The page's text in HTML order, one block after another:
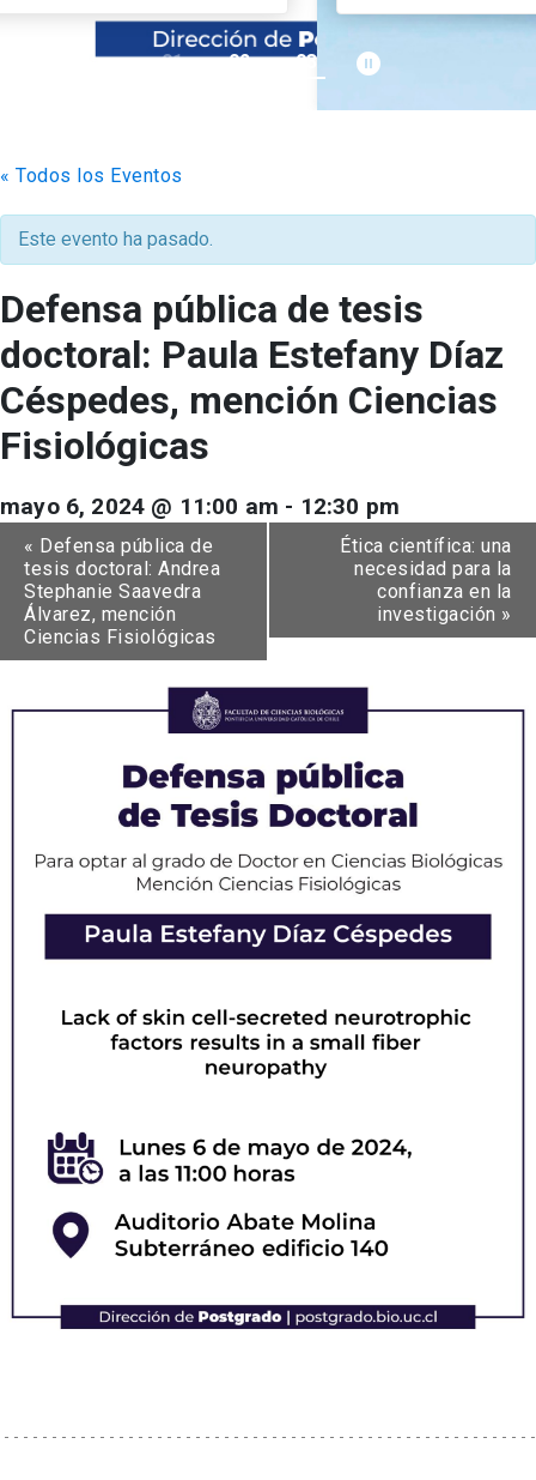
Académicos
Documentos FCB
Grupos de Investigación
Redes Internacionales
Estudiantes
Centro de Estudiantes
01 02 03 pause_circle_filled
« Todos los Eventos
Este evento ha pasado.
Defensa pública de tesis
doctoral: Paula Estefany Díaz
Céspedes, mención Ciencias
Fisiológicas
mayo 6, 2024 @ 11:00 am - 12:30 pm
« Defensa pública de
tesis doctoral: Andrea
Stephanie Saavedra
Álvarez, mención
Ciencias Fisiológicas
Ética científica: una
necesidad para la
confianza en la
investigación »